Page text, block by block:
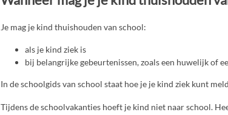
Je mag je kind thuishouden van school:
als je kind ziek is
bij belangrijke gebeurtenissen, zoals een huwelijk of
In de schoolgids van school staat hoe je je kind ziek kunt
Tijdens de schoolvakanties hoeft je kind niet naar school.